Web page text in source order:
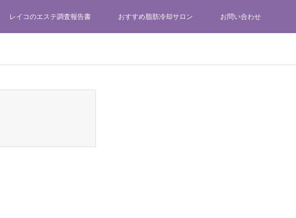
レイコのエステ調査報告書 おすすめ脂肪冷却サロン お問い合わせ